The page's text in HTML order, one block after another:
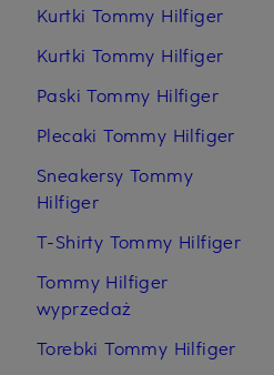
Kurtki Tommy Hilfiger
Kurtki Tommy Hilfiger
Paski Tommy Hilfiger
Plecaki Tommy Hilfiger
Sneakersy Tommy
Hilfiger
T-Shirty Tommy Hilfiger
Tommy Hilfiger
wyprzedaż
Torebki Tommy Hilfiger